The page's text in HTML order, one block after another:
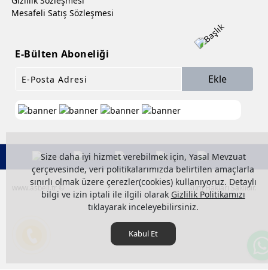
Size daha iyi hizmet verebilmek için, Yasal Mevzuat
çerçevesinde, veri politikalarımızda belirtilen amaçlarla
sınırlı olmak üzere çerezler(cookies) kullanıyoruz. Detaylı
bilgi ve izin iptali ile ilgili olarak Gizlilik Politikamızı
tıklayarak inceleyebilirsiniz.
Kabul Et
Mesafeli Satış Sözleşmesi
E-Bülten Aboneliği
Ekle
www.asbell.tr © Tüm Hakları Saklıdır.